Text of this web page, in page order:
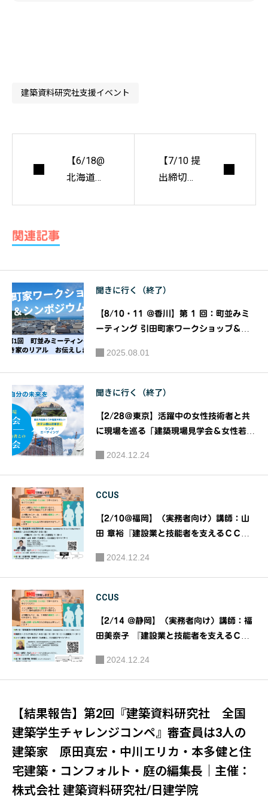
建築資料研究社支援イベント
【6/18@
北海道】
「建築系
学生のた
めの業界
研究セミ
け
【7/10 提
出締切】
関連記事
聞きに行く（終了）
【8/10・11 @香川】第 1 回：町並みミ
ーティング 引田町家ワークショップ＆シ
ます〜｜主催：東かがわ市引田 町家マッ
チングプロジェクト（通称：マチマチ）
2025.08.01
聞きに行く（終了）
【2/28＠東京】活躍中の女性技術者と共
に現場を巡る「建築現場見学会＆女性若手
東京建設業協会
2024.12.24
CCUS
【2/10@福岡】（実務者向け）講師：山
田 章裕『建設業と技能者を支えるＣＣＵ
設業振興基金
2024.12.24
CCUS
【2/14 @静岡】（実務者向け）講師：福
田美奈子 『建設業と技能者を支えるＣＣ
建設業振興基金
2024.12.24
【結果報告】第2回『建築資料研究社 全国
建築学生チャレンジコンペ』審査員は3人の
建築家 原田真宏・中川エリカ・本多健と住
宅建築・コンフォルト・庭の編集長｜主催：
株式会社 建築資料研究社/日建学院